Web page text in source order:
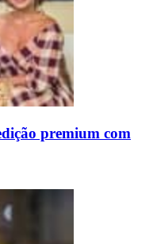
premium com